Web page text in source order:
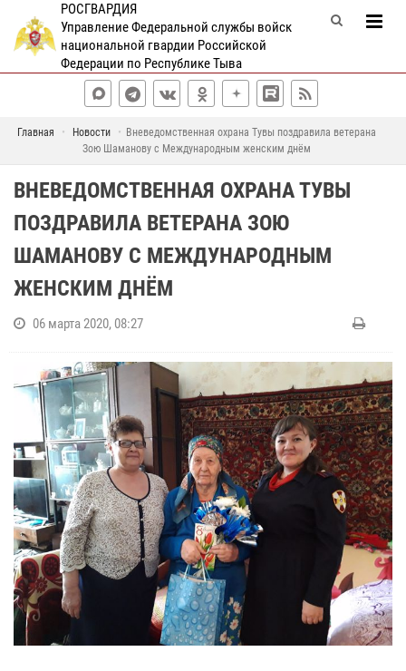
РОСГВАРДИЯ
Управление Федеральной службы войск
национальной гвардии Российской
Федерации по Республике Тыва
Главная Новости
Вневедомственная охрана Тувы поздравила ветерана
Зою Шаманову с Международным женским днём
ВНЕВЕДОМСТВЕННАЯ ОХРАНА ТУВЫ
ПОЗДРАВИЛА ВЕТЕРАНА ЗОЮ
ШАМАНОВУ С МЕЖДУНАРОДНЫМ
ЖЕНСКИМ ДНЁМ
06 марта 2020, 08:27